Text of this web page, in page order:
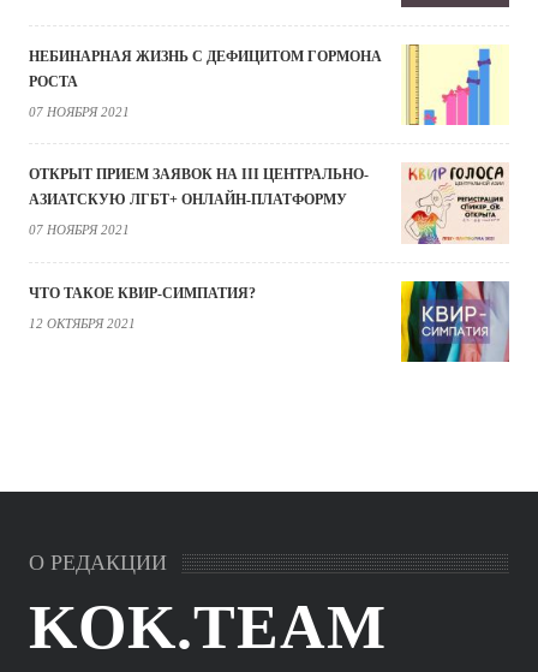
НЕБИНАРНАЯ ЖИЗНЬ С ДЕФИЦИТОМ ГОРМОНА
РОСТА
07 НОЯБРЯ 2021
ОТКРЫТ ПРИЕМ ЗАЯВОК НА III ЦЕНТРАЛЬНО-
АЗИАТСКУЮ ЛГБТ+ ОНЛАЙН-ПЛАТФОРМУ
07 НОЯБРЯ 2021
ЧТО ТАКОЕ КВИР-СИМПАТИЯ?
12 ОКТЯБРЯ 2021
О РЕДАКЦИИ
KOK.TEAM